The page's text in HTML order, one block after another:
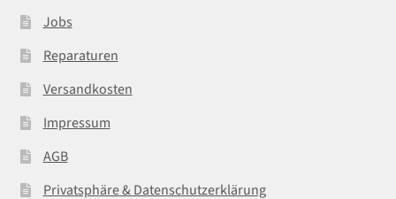
Jobs
Reparaturen
Versandkosten
Impressum
AGB
Privatsphäre & Datenschutzerklärung